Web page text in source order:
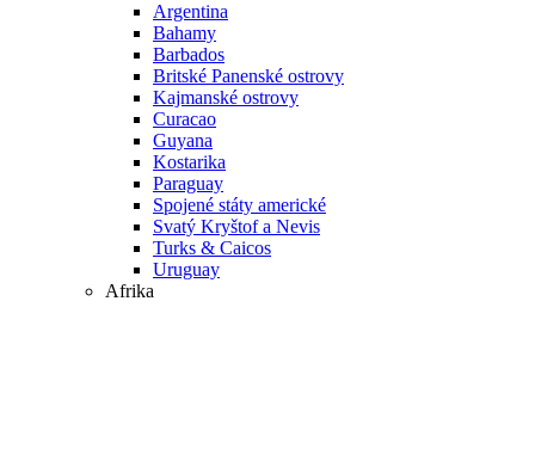
Argentina
Bahamy
Barbados
Britské Panenské ostrovy
Kajmanské ostrovy
Curacao
Guyana
Kostarika
Paraguay
Spojené státy americké
Svatý Kryštof a Nevis
Turks & Caicos
Uruguay
Afrika